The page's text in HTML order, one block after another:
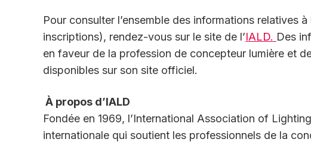
Pour consulter l’ensemble des informations relatives
inscriptions), rendez-vous sur le site de l’IALD. Des
en faveur de la profession de concepteur lumière et
disponibles sur son site officiel.
À propos d’IALD
Fondée en 1969, l’International Association of
internationale qui soutient les professionnels de la